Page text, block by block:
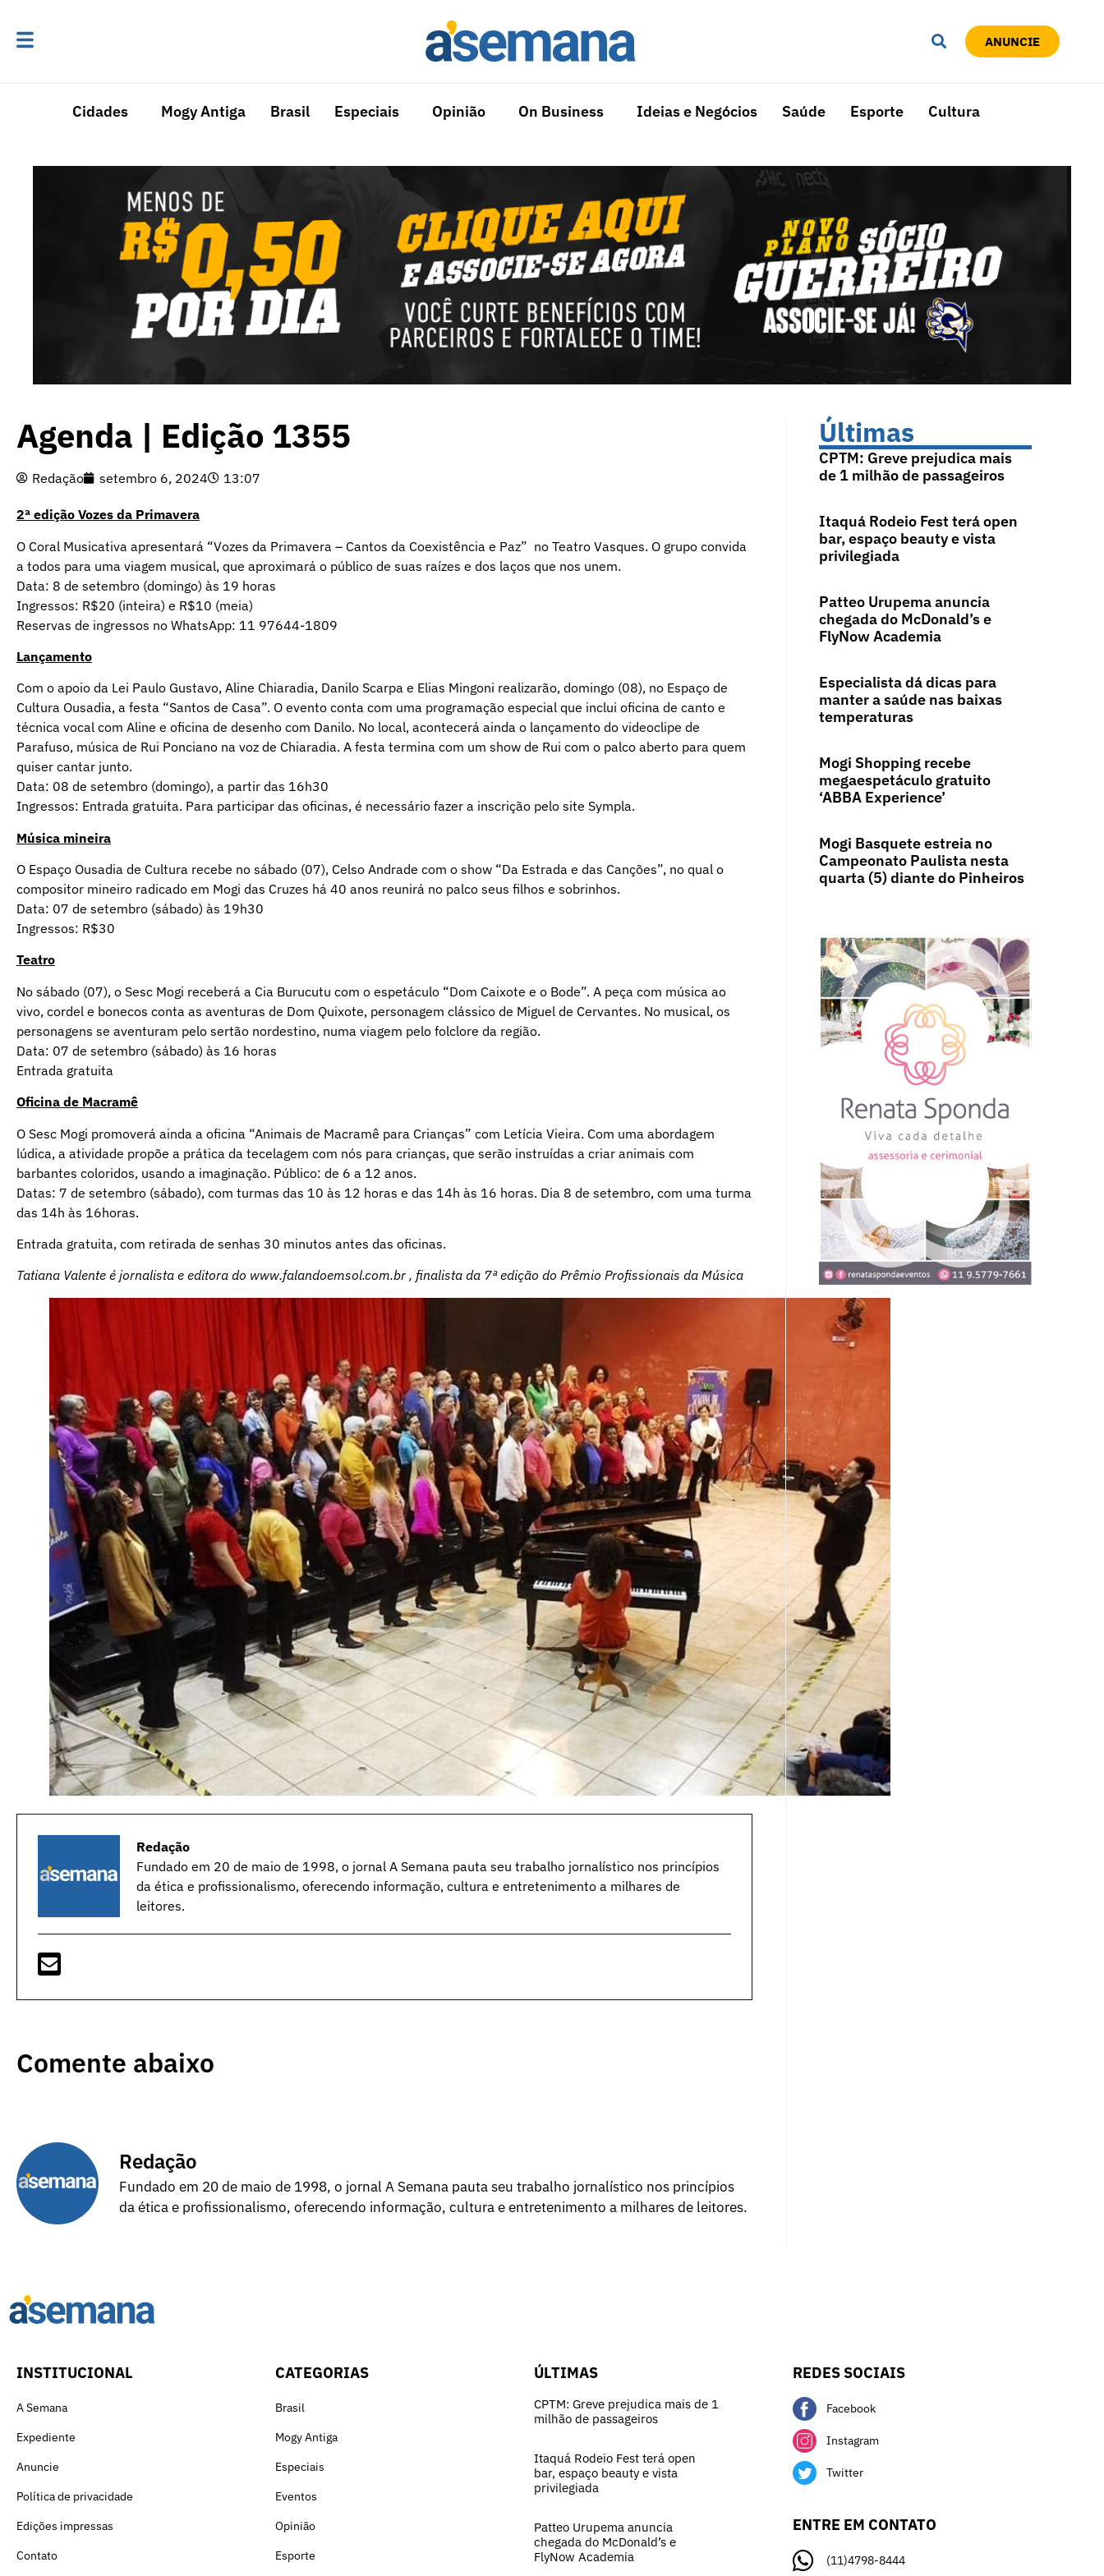
ANUNCIE
Cidades Mogy Antiga Brasil Especiais Opinião On Business Ideias e Negócios Saúde Esporte Cultura
Agenda | Edição 1355
Redação setembro 6, 2024 13:07
2ª edição Vozes da Primavera
O Coral Musicativa apresentará “Vozes da Primavera – Cantos da Coexistência e Paz” no Teatro Vasques. O grupo convida
a todos para uma viagem musical, que aproximará o público de suas raízes e dos laços que nos unem.
Data: 8 de setembro (domingo) às 19 horas
Ingressos: R$20 (inteira) e R$10 (meia)
Reservas de ingressos no WhatsApp: 11 97644-1809
Lançamento
Com o apoio da Lei Paulo Gustavo, Aline Chiaradia, Danilo Scarpa e Elias Mingoni realizarão, domingo (08), no Espaço de
Cultura Ousadia, a festa “Santos de Casa”. O evento conta com uma programação especial que inclui oficina de canto e
técnica vocal com Aline e oficina de desenho com Danilo. No local, acontecerá ainda o lançamento do videoclipe de
Parafuso, música de Rui Ponciano na voz de Chiaradia. A festa termina com um show de Rui com o palco aberto para quem
quiser cantar junto.
Data: 08 de setembro (domingo), a partir das 16h30
Ingressos: Entrada gratuita. Para participar das oficinas, é necessário fazer a inscrição pelo site Sympla.
Música mineira
O Espaço Ousadia de Cultura recebe no sábado (07), Celso Andrade com o show “Da Estrada e das Canções”, no qual o
compositor mineiro radicado em Mogi das Cruzes há 40 anos reunirá no palco seus filhos e sobrinhos.
Data: 07 de setembro (sábado) às 19h30
Ingressos: R$30
Teatro
No sábado (07), o Sesc Mogi receberá a Cia Burucutu com o espetáculo “Dom Caixote e o Bode”. A peça com música ao
vivo, cordel e bonecos conta as aventuras de Dom Quixote, personagem clássico de Miguel de Cervantes. No musical, os
personagens se aventuram pelo sertão nordestino, numa viagem pelo folclore da região.
Data: 07 de setembro (sábado) às 16 horas
Entrada gratuita
Oficina de Macramê
O Sesc Mogi promoverá ainda a oficina “Animais de Macramê para Crianças” com Letícia Vieira. Com uma abordagem
lúdica, a atividade propõe a prática da tecelagem com nós para crianças, que serão instruídas a criar animais com
barbantes coloridos, usando a imaginação. Público: de 6 a 12 anos.
Datas: 7 de setembro (sábado), com turmas das 10 às 12 horas e das 14h às 16 horas. Dia 8 de setembro, com uma turma
das 14h às 16horas.
Entrada gratuita, com retirada de senhas 30 minutos antes das oficinas.
Tatiana Valente é jornalista e editora do www.falandoemsol.com.br , finalista da 7ª edição do Prêmio Profissionais da Música
Redação
Fundado em 20 de maio de 1998, o jornal A Semana pauta seu trabalho jornalístico nos princípios
da ética e profissionalismo, oferecendo informação, cultura e entretenimento a milhares de
leitores.
Comente abaixo
Redação
Fundado em 20 de maio de 1998, o jornal A Semana pauta seu trabalho jornalístico nos princípios
da ética e profissionalismo, oferecendo informação, cultura e entretenimento a milhares de leitores.
Últimas
CPTM: Greve prejudica mais
de 1 milhão de passageiros
Itaquá Rodeio Fest terá open
bar, espaço beauty e vista
privilegiada
Patteo Urupema anuncia
chegada do McDonald’s e
FlyNow Academia
Especialista dá dicas para
manter a saúde nas baixas
temperaturas
Mogi Shopping recebe
megaespetáculo gratuito
‘ABBA Experience’
Mogi Basquete estreia no
Campeonato Paulista nesta
quarta (5) diante do Pinheiros
INSTITUCIONAL
A Semana
Expediente
Anuncie
Política de privacidade
Edições impressas
Contato
CATEGORIAS
Brasil
Mogy Antiga
Especiais
Eventos
Opinião
Esporte
ÚLTIMAS
CPTM: Greve prejudica mais de 1
milhão de passageiros
Itaquá Rodeio Fest terá open
bar, espaço beauty e vista
privilegiada
Patteo Urupema anuncia
chegada do McDonald’s e
FlyNow Academia
REDES SOCIAIS
Facebook
Instagram
Twitter
ENTRE EM CONTATO
(11)4798-8444